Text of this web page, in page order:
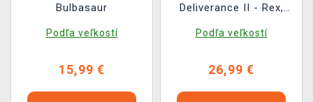
Bulbasaur
Podľa veľkostí
15,99 €
Deliverance II - Rex,
Podľa veľkostí
26,99 €